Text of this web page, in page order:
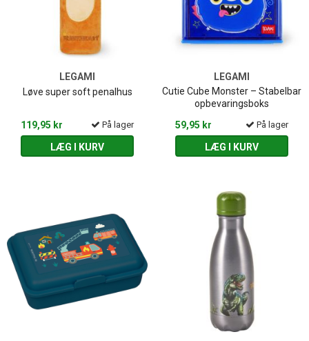
LEGAMI
Løve super soft penalhus
119,95 kr På lager
LÆG I KURV
LEGAMI
Cutie Cube Monster – Stabelbar
opbevaringsboks
59,95 kr
På lager
LÆG I KURV